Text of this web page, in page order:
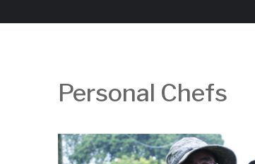
Personal Chefs